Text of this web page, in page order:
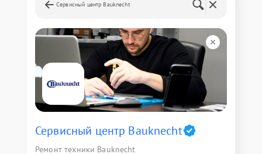
Сервисный центр Bauknecht
Сервисный центр Bauknecht
Ремонт техники Bauknecht